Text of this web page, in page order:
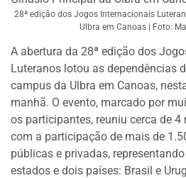
28ª edição dos Jogos Internacionais
Ulbra em Canoas | Foto:
A abertura da 28ª edição dos
Luteranos lotou as dependências
campus da Ulbra em Canoas,
manhã. O evento, marcado por
os participantes, reuniu cerca de
com a participação de mais de
públicas e privadas,
estados e dois países: Brasil e